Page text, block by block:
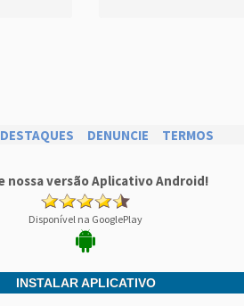
DESTAQUES DENUNCIE TERMOS
nossa versão Aplicativo Android!
Disponível na GooglePlay
INSTALAR APLICATIVO